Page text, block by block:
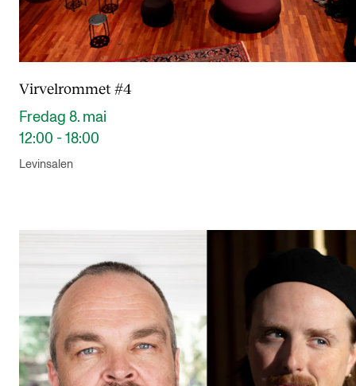
Virvelrommet #4
Fredag 8. mai
12:00 - 18:00
Levinsalen